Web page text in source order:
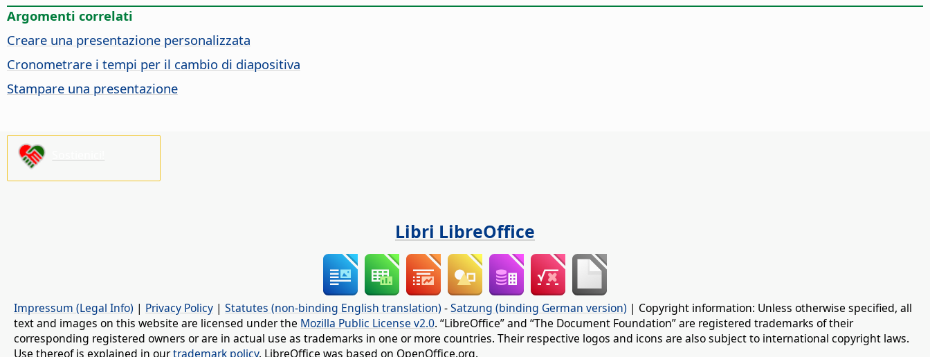
Argomenti correlati
Creare una presentazione personalizzata
Cronometrare i tempi per il cambio di diapositiva
Stampare una presentazione
Libri LibreOffice
Impressum (Legal Info) | Privacy Policy | Statutes (non-binding English translation) -Satzung (binding German version) | Copyright information: Unless otherwise specified, all
text and images on this website are licensed under the Mozilla Public License v2.0. “LibreOffice” and “The Document Foundation” are registered trademarks of their
corresponding registered owners or are in actual use as trademarks in one or more countries. Their respective logos and icons are also subject to international copyright laws.
Use thereof is explained in ourtrademark policy. LibreOffice was based on OpenOffice.org.